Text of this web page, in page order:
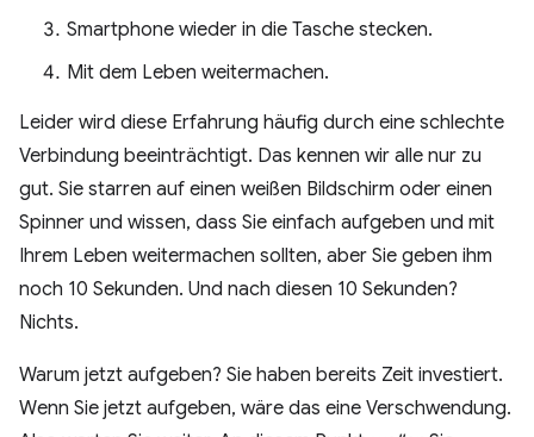
Smartphone wieder in die Tasche stecken.
Mit dem Leben weitermachen.
Leider wird diese Erfahrung häufig durch eine schlechte
Verbindung beeinträchtigt. Das kennen wir alle nur zu
gut. Sie starren auf einen weißen Bildschirm oder einen
Spinner und wissen, dass Sie einfach aufgeben und mit
Ihrem Leben weitermachen sollten, aber Sie geben ihm
noch 10 Sekunden. Und nach diesen 10 Sekunden?
Nichts.
Warum jetzt aufgeben? Sie haben bereits Zeit investiert.
Wenn Sie jetzt aufgeben, wäre das eine Verschwendung.